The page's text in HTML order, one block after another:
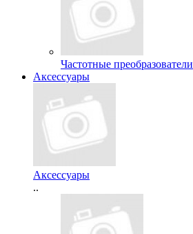
Частотные преобразователи
Аксессуары
Аксессуары
..